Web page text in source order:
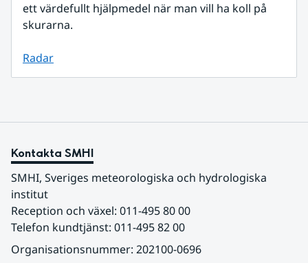
ett värdefullt hjälpmedel när man vill ha koll på
skurarna.
Radar
Kontakta SMHI
SMHI, Sveriges meteorologiska och hydrologiska
institut
Reception och växel: 011-495 80 00
Telefon kundtjänst: 011-495 82 00
Organisationsnummer: 202100-0696